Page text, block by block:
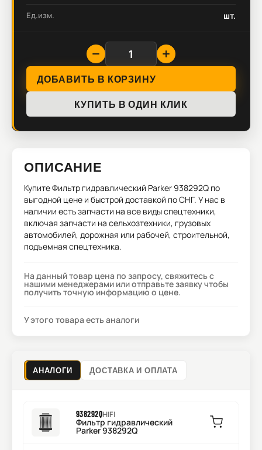
Ед.изм. шт.
ДОБАВИТЬ В КОРЗИНУ
КУПИТЬ В ОДИН КЛИК
ОПИСАНИЕ
КупитеФильтр гидравлический Parker 938292Q по
выгодной цене и быстрой доставкой по СНГ. У нас в
наличии есть запчасти на все виды спецтехники,
включая запчасти на сельхозтехники, грузовых
автомобилей, дорожная или рабочей, строительной,
подъемная спецтехника.
На данный товар цена по запросу, свяжитесь с
нашими менеджерами или отправьте заявку чтобы
получить точную информацию о цене.
У этого товара есть аналоги
АНАЛОГИ ДОСТАВКА И ОПЛАТА
938292QHIFI
Фильтр гидравлический
Parker 938292Q